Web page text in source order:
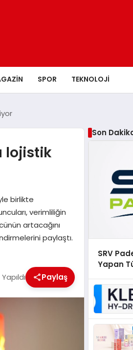
SPOR TEKNOLOJI
lojistik
birlikte
verimliliğin
artacağını
paylaştı.
Paylaş
Son
SRV
Yapan